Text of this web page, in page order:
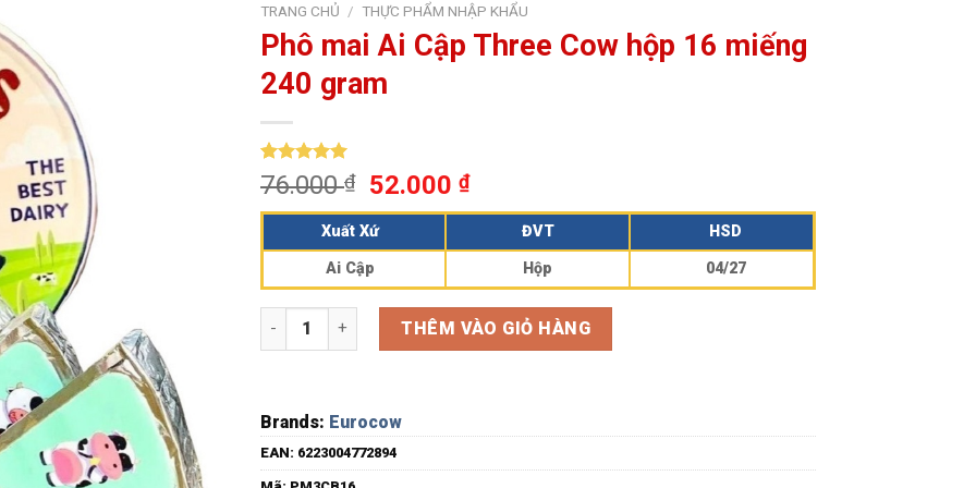
TRANG CHỦ / THỰC PHẨM NHẬP KHẨU
Phô mai Ai Cập Three Cow hộp 16 miếng
240 gram
5.00 trên 5
dựa trên
1
đánh giá
76.000₫ 52.000₫
Xuất Xứ ĐVT
HSD
Ai Cập
Hộp 04/27
Phô mai Ai Cập Three Cow hộp 16 miếng 240 gram số lượng
THÊM VÀO GIỎ HÀNG
Brands: Eurocow
EAN: 6223004772894